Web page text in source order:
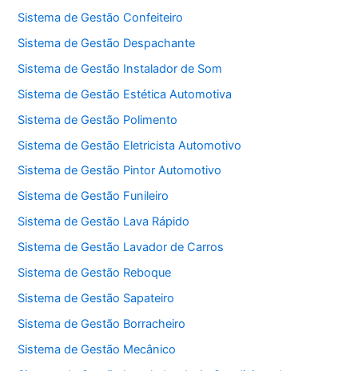
Sistema de Gestão Confeiteiro
Sistema de Gestão Despachante
Sistema de Gestão Instalador de Som
Sistema de Gestão Estética Automotiva
Sistema de Gestão Polimento
Sistema de Gestão Eletricista Automotivo
Sistema de Gestão Pintor Automotivo
Sistema de Gestão Funileiro
Sistema de Gestão Lava Rápido
Sistema de Gestão Lavador de Carros
Sistema de Gestão Reboque
Sistema de Gestão Sapateiro
Sistema de Gestão Borracheiro
Sistema de Gestão Mecânico